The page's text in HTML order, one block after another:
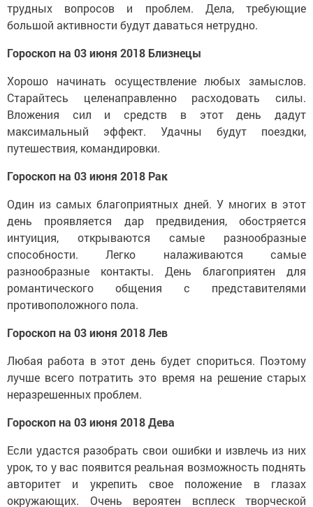
трудных вопросов и проблем. Дела, требующие
большой активности будут даваться нетрудно.
Гороскоп на 03 июня 2018 Близнецы
Хорошо начинать осуществление любых замыслов.
Старайтесь целенаправленно расходовать силы.
Вложения сил и средств в этот день дадут
максимальный эффект. Удачны будут поездки,
путешествия, командировки.
Гороскоп на 03 июня 2018 Рак
Один из самых благоприятных дней. У многих в этот
день проявляется дар предвидения, обостряется
интуиция, открываются самые разнообразные
способности. Легко налаживаются самые
разнообразные контакты. День благоприятен для
романтического общения с представителями
противоположного пола.
Гороскоп на 03 июня 2018 Лев
Любая работа в этот день будет спориться. Поэтому
лучше всего потратить это время на решение старых
неразрешенных проблем.
Гороскоп на 03 июня 2018 Дева
Если удастся разобрать свои ошибки и извлечь из них
урок, то у вас появится реальная возможность поднять
авторитет и укрепить свое положение в глазах
окружающих. Очень вероятен всплеск творческой